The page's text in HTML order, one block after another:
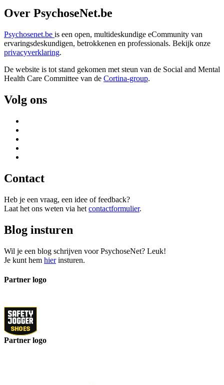
Over PsychoseNet.be
Psychosenet.be is een open, multideskundige eCommunity van
ervaringsdeskundigen, betrokkenen en professionals. Bekijk onze
privacyverklaring.
De website is tot stand gekomen met steun van de Social and Mental
Health Care Committee van de Cortina-group.
Volg ons
Contact
Heb je een vraag, een idee of feedback?
Laat het ons weten via het contactformulier.
Blog insturen
Wil je een blog schrijven voor PsychoseNet? Leuk!
Je kunt hem hierinsturen.
Partner logo
Partner logo